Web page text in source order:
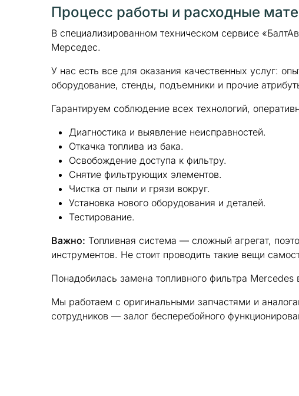
Процесс работы и расходные
В специализированном техническом сервисе
Мерседес.
У нас есть все для оказания качественных услуг:
оборудование, стенды, подъемники и прочие
Гарантируем соблюдение всех технологий,
Диагностика и выявление неисправностей.
Откачка топлива из бака.
Освобождение доступа к фильтру.
Снятие фильтрующих элементов.
Чистка от пыли и грязи вокруг.
Установка нового оборудования и деталей.
Тестирование.
Важно: Топливная система — сложный агрегат,
инструментов. Не стоит проводить такие вещи
Понадобилась замена топливного фильтра
Мы работаем с оригинальными запчастями и
сотрудников — залог бесперебойного